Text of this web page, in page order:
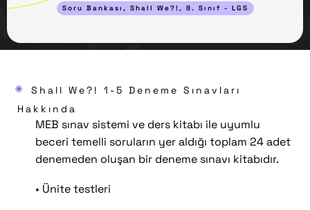
Soru Bankası , Shall We?!, 8. Sınıf - LGS
*
Shall We?! 1-5 Deneme Sınavları
Hakkında
MEB sınav sistemi ve ders kitabı ile uyumlu
beceri temelli soruların yer aldığı toplam 24 adet
denemeden oluşan bir deneme sınavı kitabıdır.
• Ünite testleri